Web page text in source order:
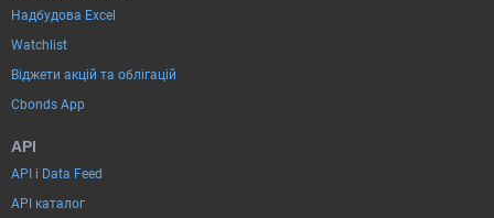
Надбудова Excel
Watchlist
Віджети акцій та облігацій
Cbonds App
API
API і Data Feed
API каталог